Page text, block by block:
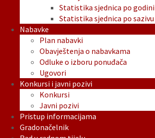
Statistika sjednica po godini
Statistika sjednica po sazivu
Nabavke
Plan nabavki
Obavještenja o nabavkama
Odluke o izboru ponuđača
Ugovori
Konkursi i javni pozivi
Konkursi
Javni pozivi
Pristup informacijama
Gradonačelnik